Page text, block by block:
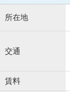
所在地
交通
賃料